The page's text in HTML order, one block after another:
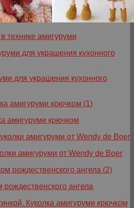
технике амигуруми
для украшения кухонного
амигуруми крючком
амигуруми от Wendy de Boer
рождественского ангела